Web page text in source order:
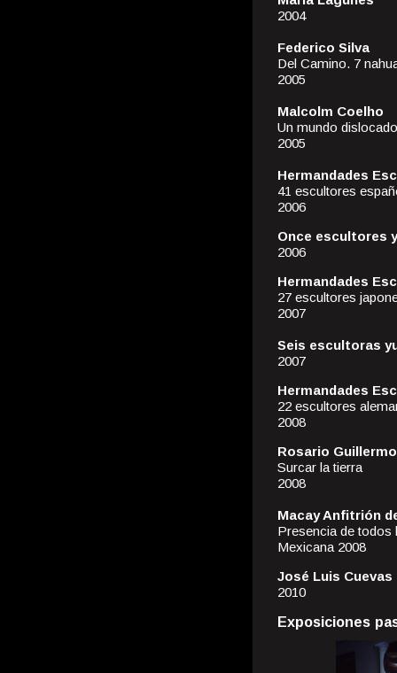
2004
Federico Silva
Del Camino. 7
2005
Malcolm Coelho
Un mundo dislocado
2005
Hermandades
41 escultores
2006
Once escultores
2006
Hermandades
27 escultores
2007
Seis escultoras
2007
Hermandades
22 escultores
2008
Rosario Guillermo
Surcar la tierra
2008
Macay Anfitrión
Presencia de todos
Mexicana 2008
José Luis Cuevas
2010
Exposiciones